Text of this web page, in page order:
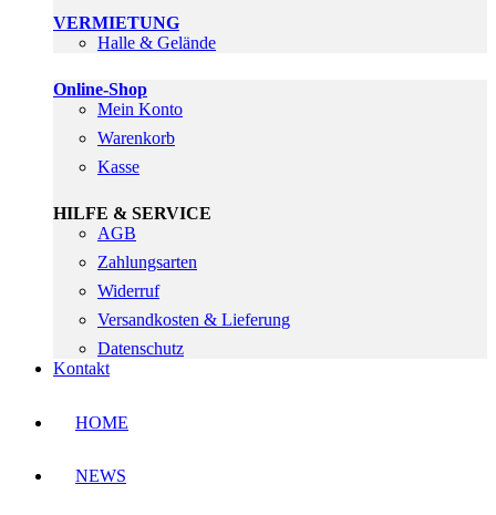
VERMIETUNG
Halle & Gelände
Online-Shop
Mein Konto
Warenkorb
Kasse
HILFE & SERVICE
AGB
Zahlungsarten
Widerruf
Versandkosten & Lieferung
Datenschutz
Kontakt
HOME
NEWS